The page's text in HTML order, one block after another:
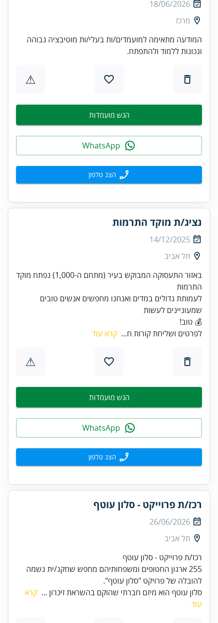
18/06/2026
מרכז
המודעה מתאימה למועמדים/ות בעלי/ות מוטיבציה גבוהה
ונכונות ללמוד ולהתפתח.
⚠
הגש מועמדות
הצג טלפון
נציג/ת מוקד התרמות
14/12/2025
תל אביב
באזור התעסוקה המבוקש בעיר (מתחם ה-1,000) נפתח מוקד
לעמותת גדולים במדים ואנחנו מחפשים אנשים טובים
💰 טוב!
לפרטים ושליחת קורות ח... קרא עוד
⚠
הגש מועמדות
הצג טלפון
רכז/ת פרוייקט - סלון עוטף
26/06/2026
תל אביב
רכז/ת פרוייקט - סלון עוטף
255 ארגון החטופים ומשפחותיהם מחפש שחקנ/ית נשמה
להובלה של פרויקט "סלון עוטף".
סלון עוטף הוא מיזם חברתי שהוקם בהשראת זיכרון ... קרא
עוד